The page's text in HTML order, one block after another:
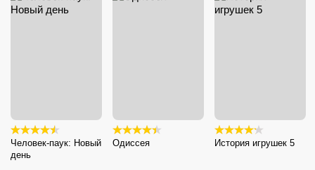
Человек-паук: Новый
день
Одиссея История игрушек 5